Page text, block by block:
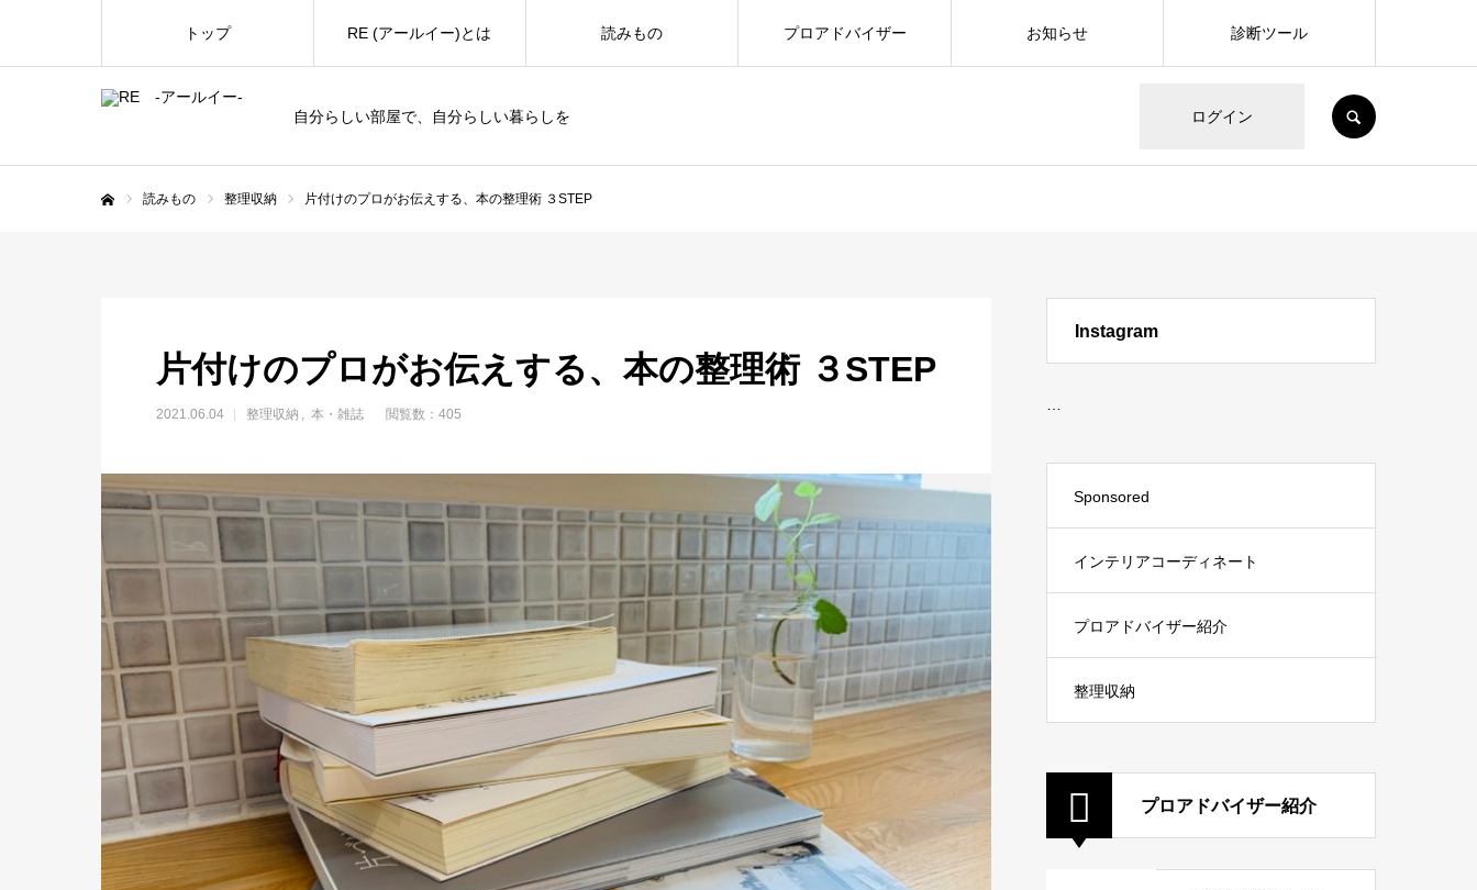
自分らしい部屋で、自分らしい暮らしを ログイン
トップ RE (アールイー)とは 読みもの プロアドバイザー お知らせ 診断ツール
読みもの 整理収納 片付けのプロがお伝えする、本の整理術 ３STEP
片付けのプロがお伝えする、本の整理術 ３STEP
2021.06.04 整理収納 本・雑誌 閲覧数：405
Instagram
Sponsored
インテリアコーディネート
プロアドバイザー紹介
整理収納
プロアドバイザー紹介